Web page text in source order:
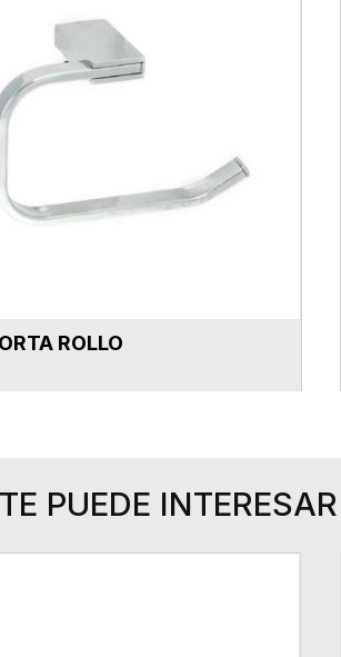
VER FICHA DEL PRODUCTO
ROLLO
PUEDE INTERESAR